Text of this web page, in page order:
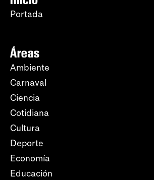
Portada
Áreas
Ambiente
Carnaval
Ciencia
Cotidiana
Cultura
Deporte
Economía
Educación